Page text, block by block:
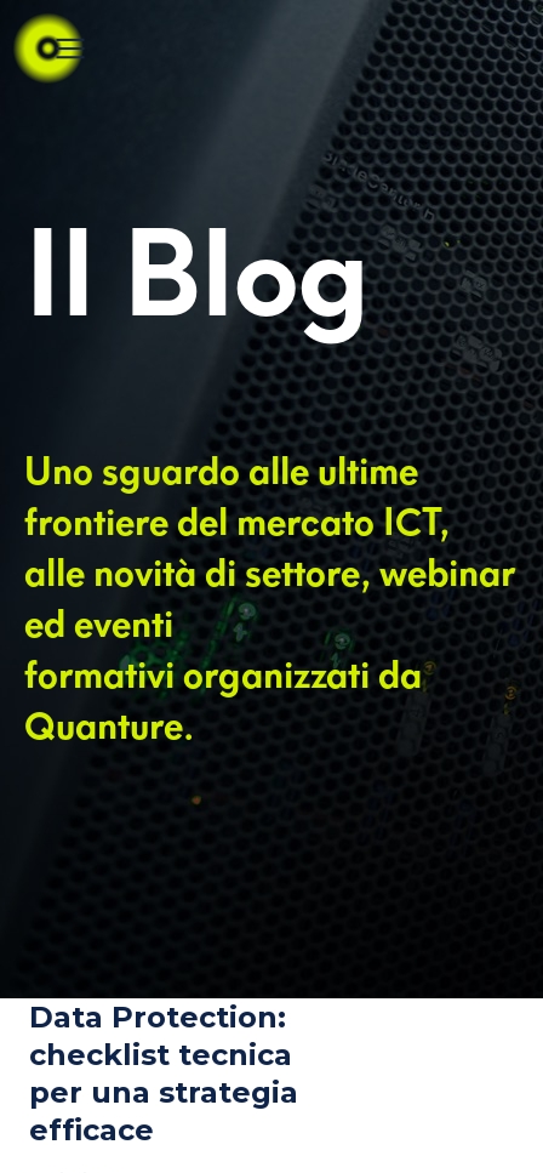
Il Blog
Uno sguardo alle ultime
frontiere del mercato ICT,
alle novità di settore, webinar
ed eventi
formativi organizzati da
Quanture.
Data Protection:
checklist tecnica
per una strategia
efficace